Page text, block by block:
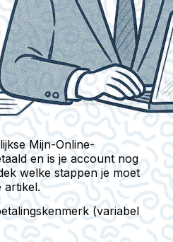
Mijn-Online-
en is je account nog
welke stappen je moet
artikel.
(variabel